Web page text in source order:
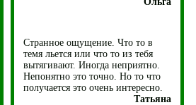
Странное ощущение. Что то в
темя льется или что то из тебя
вытягивают. Иногда неприятно.
Непонятно это точно. Но то что
получается это очень интересно.
Татьяна